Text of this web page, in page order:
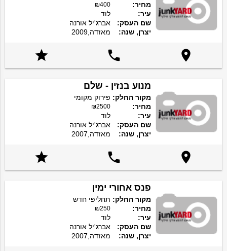
מחיר:
₪400
עיר:
לוד
שם העסק:
אברג'יל אורנה
יצרן, שנה:
מאזדה,2009



מנוע בנזין - שלם
מקור החלק: פירוק מקומי
מחיר:
₪2500
עיר:
לוד
שם העסק:
אברג'יל אורנה
יצרן, שנה:
מאזדה,2007



פנס אחורי ימין
מקור החלק: תחליפי חדש
מחיר:
₪250
עיר:
לוד
שם העסק:
אברג'יל אורנה
יצרן, שנה:
מאזדה,2007